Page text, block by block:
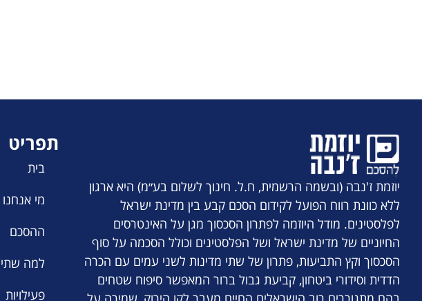
יוזמת ז'נבה (ובשמה הרשמית, ח.ל. חינוך לשלום בע״מ) היא ארגון
ללא כוונת רווח הפועל לקידום הסכם קבע בין מדינת ישראל
לפלסטינים. מודל היוזמה לפתרון הסכסוך מגן על האינטרסים
החיוניים של מדינת ישראל ושל הפלסטינים וכולל הסכמה על סוף
הסכסוך וקץ התביעות, פתרון של שתי מדינות לשני עמים עם הכרה
הדדית וסידורי ביטחון, קביעת גבול ברור המאפשר סיפוח שטחים
תפריט
בית
מי אנחנו
ההסכם
למה שתי
פעילויות